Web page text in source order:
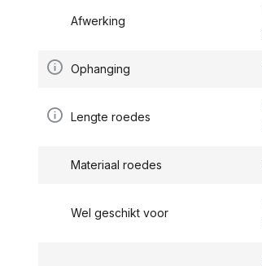
Afwerking
Ophanging
Lengte roedes
Materiaal roedes
Wel geschikt voor